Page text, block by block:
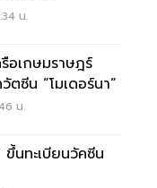
น.
อเกษมราษฎร์
ซีน “โมเดอร์นา”
น.
ขึ้นทะเบียนวัคซีน